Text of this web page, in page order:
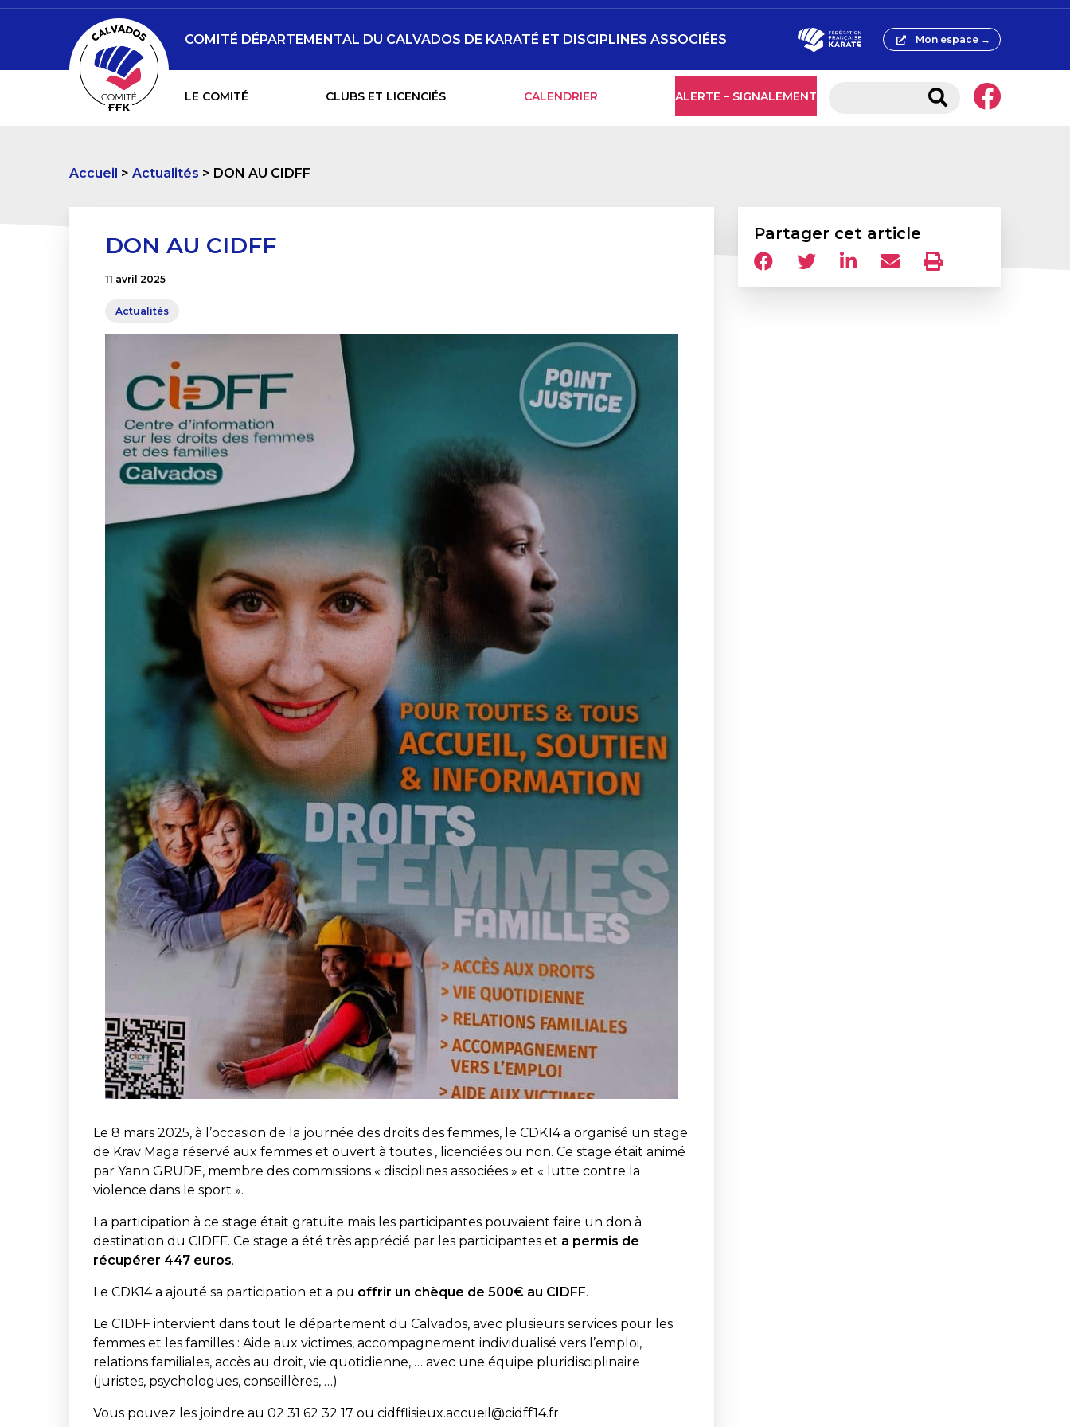
LE COMITÉ CLUBS ET LICENCIÉS CALENDRIER ALERTE – SIGNALEMENT
COMITÉ DÉPARTEMENTAL DU CALVADOS DE KARATÉ ET DISCIPLINES ASSOCIÉES Mon espace →
Accueil Actualités DON AU CIDFF
DON AU CIDFF
11 avril 2025
Actualités
Le 8 mars 2025, à l’occasion de la journée des droits des femmes, le CDK14 a organisé un stage
de Krav Maga réservé aux femmes et ouvert à toutes , licenciées ou non. Ce stage était animé
par Yann GRUDE, membre des commissions « disciplines associées » et « lutte contre la
violence dans le sport ».
La participation à ce stage était gratuite mais les participantes pouvaient faire un don à
destination du CIDFF. Ce stage a été très apprécié par les participantes et a permis de
récupérer 447 euros.
Le CDK14 a ajouté sa participation et a pu offrir un chèque de 500€ au CIDFF.
Le CIDFF intervient dans tout le département du Calvados, avec plusieurs services pour les
femmes et les familles : Aide aux victimes, accompagnement individualisé vers l’emploi,
relations familiales, accès au droit, vie quotidienne, … avec une équipe pluridisciplinaire
(juristes, psychologues, conseillères, …)
Vous pouvez les joindre au 02 31 62 32 17 ou cidfflisieux.accueil@cidff14.fr
Partager cet article